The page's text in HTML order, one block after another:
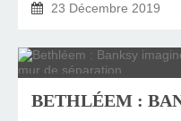
23 Décembre 2019